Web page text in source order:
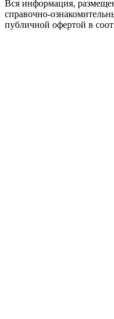
Вся информация,
справочно-
публичной офертой в